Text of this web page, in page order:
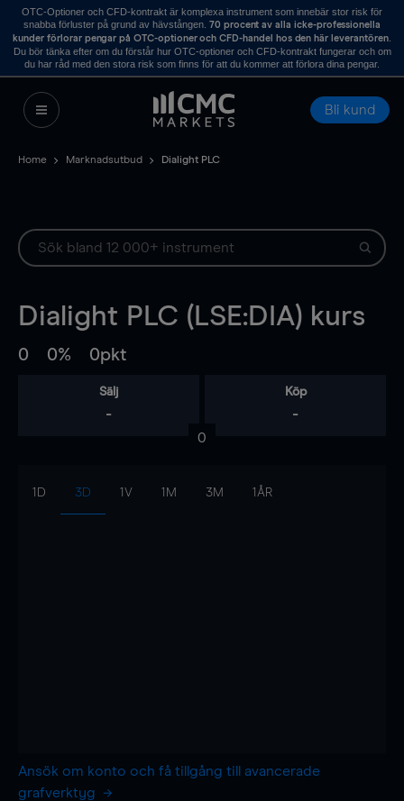
OTC-Optioner och CFD-kontrakt är komplexa instrument som innebär stor risk för
snabba förluster på grund av hävstången. 70 procent av alla icke-professionella
kunder förlorar pengar på OTC-optioner och CFD-handel hos den här leverantören.
Du bör tänka efter om du förstår hur OTC-optioner och CFD-kontrakt fungerar och om
du har råd med den stora risk som finns för att du kommer att förlora dina pengar.
Bli kund
Home Marknadsutbud Dialight PLC
Dialight PLC (LSE:DIA) kurs
0 0% 0pkt
Sälj
-
Köp
-
0
1D 3D 1V 1M 3M 1ÅR
Ansök om konto och få tillgång till avancerade
grafverktyg